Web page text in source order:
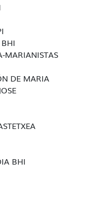
MARIANISTAS
DE MARIA
BHI